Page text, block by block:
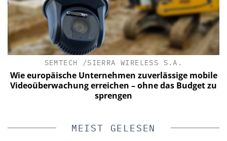
SEMTECH /SIERRA WIRELESS S.A.
Wie europäische Unternehmen zuverlässige mobile
Videoüberwachung erreichen – ohne das Budget zu
sprengen
MEIST GELESEN